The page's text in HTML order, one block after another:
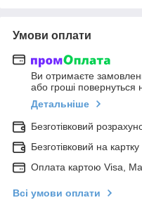
Умови оплати
Ви отримаєте
або гроші повернуться
Детальніше
Безготівковий
Безготівковий на
Оплата картою Visa,
Всі умови оплати